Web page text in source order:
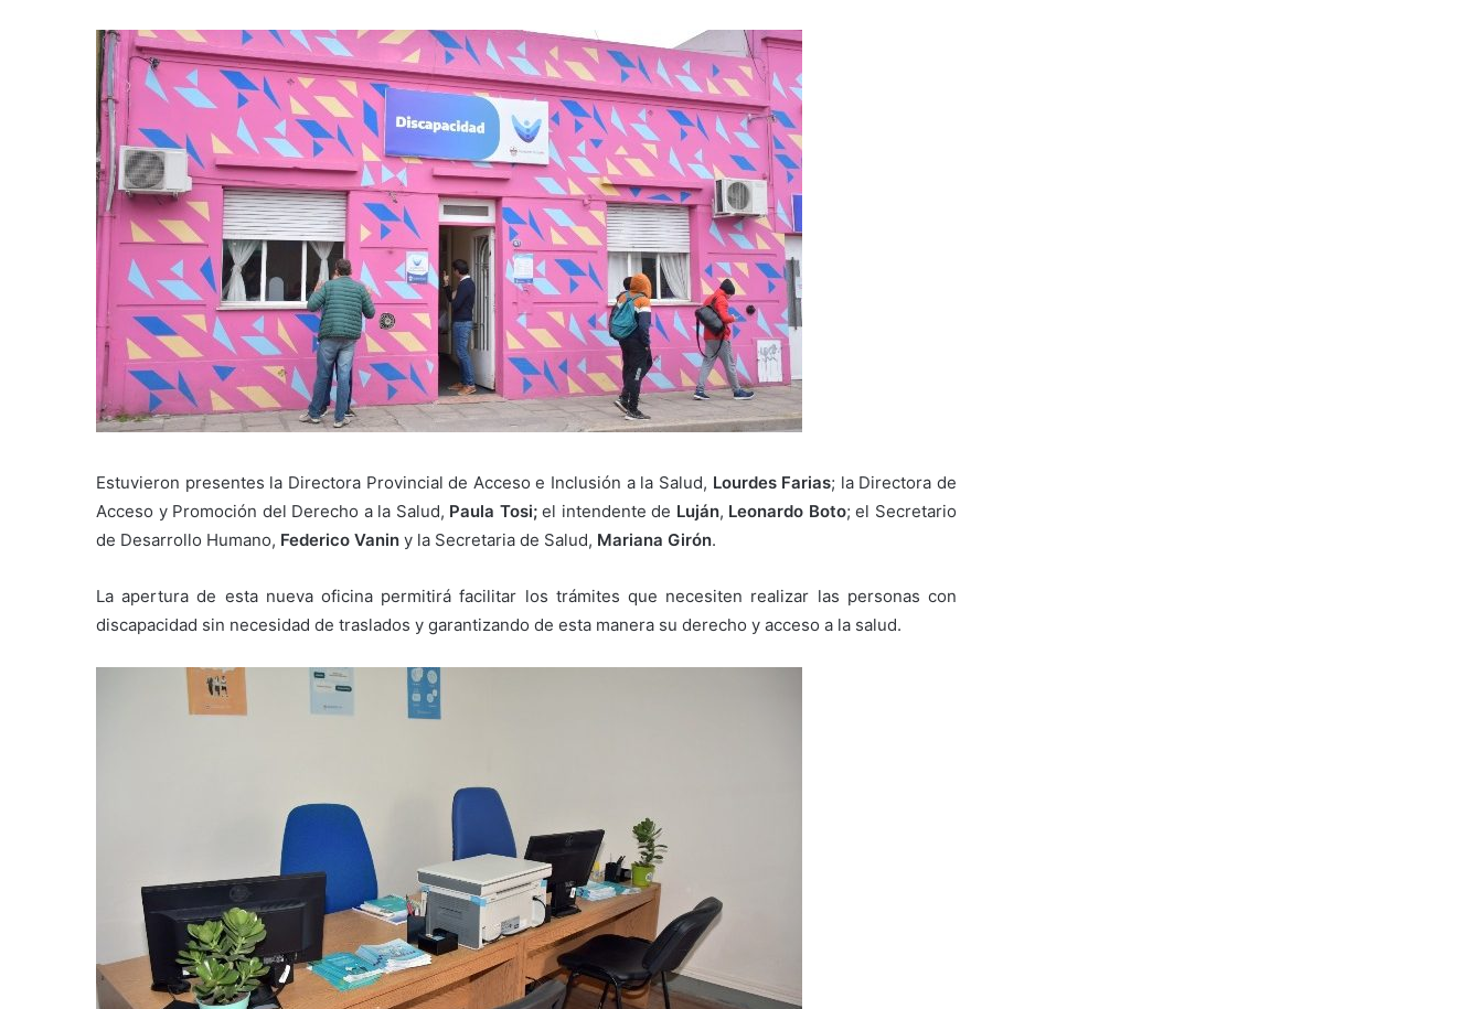
Estuvieron presentes la Directora Provincial de Acceso e Inclusión a la Salud, Lourdes Farias; la Directora de
Acceso y Promoción del Derecho a la Salud, Paula Tosi;el intendente de Luján, Leonardo Boto; el Secretario
de Desarrollo Humano, Federico Vanin y la Secretaria de Salud, Mariana Girón.
La apertura de esta nueva oficina permitirá facilitar los trámites que necesiten realizar las personas con
discapacidad sin necesidad de traslados y garantizando de esta manera su derecho y acceso a la salud.